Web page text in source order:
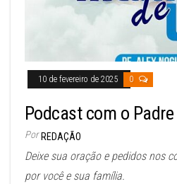
10 de fevereiro de 2025 0
Podcast com o
Por REDAÇÃO
Deixe sua oração e pedidos nos
por você e sua família.